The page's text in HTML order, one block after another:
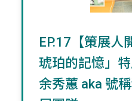
EP.17【策展人
琥珀的記憶」
余秀蕙 aka 號